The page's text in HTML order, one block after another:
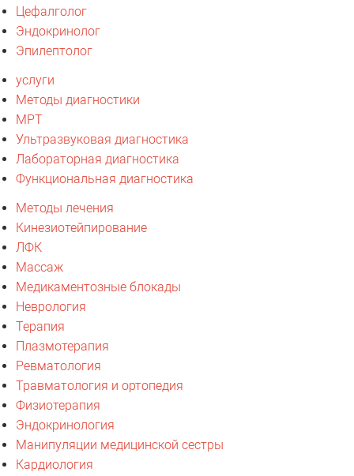
Цефалголог
Эндокринолог
Эпилептолог
услуги
Методы диагностики
МРТ
Ультразвуковая диагностика
Лабораторная диагностика
Функциональная диагностика
Методы лечения
Кинезиотейпирование
ЛФК
Массаж
Медикаментозные блокады
Неврология
Терапия
Плазмотерапия
Ревматология
Травматология и ортопедия
Физиотерапия
Эндокринология
Манипуляции медицинской сестры
Кардиология